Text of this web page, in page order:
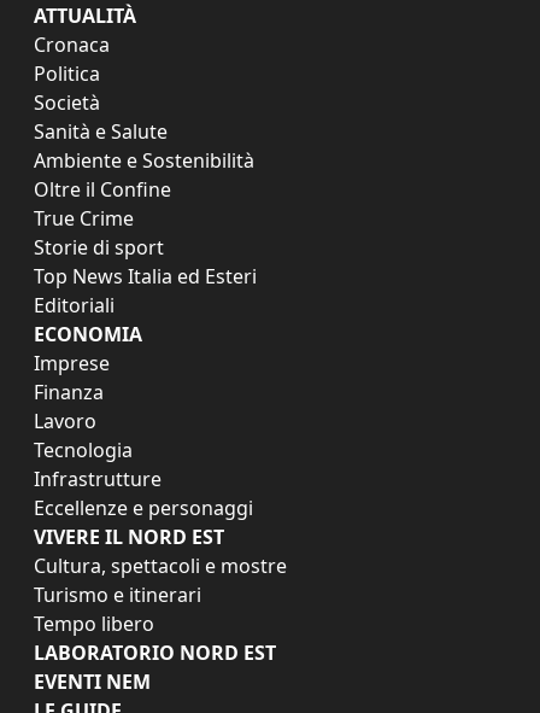
ATTUALITÀ
Cronaca
Politica
Società
Sanità e Salute
Ambiente e Sostenibilità
Oltre il Confine
True Crime
Storie di sport
Top News Italia ed Esteri
Editoriali
ECONOMIA
Imprese
Finanza
Lavoro
Tecnologia
Infrastrutture
Eccellenze e personaggi
VIVERE IL NORD EST
Cultura, spettacoli e mostre
Turismo e itinerari
Tempo libero
LABORATORIO NORD EST
EVENTI NEM